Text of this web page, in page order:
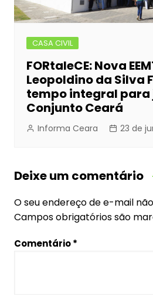
CASA CIVIL
FORtaleCE: Nova
Leopoldino da Silva
tempo integral para
Conjunto Ceará
Informa Ceara 23 de
Deixe um comentário
O seu endereço de e-mail
Campos obrigatórios são
Comentário*